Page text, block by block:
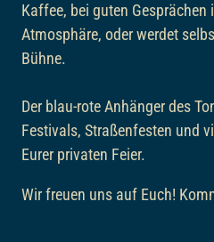
Kaffee, bei guten Gesprächen
Atmosphäre, oder werdet
Bühne.
Der blau-rote Anhänger des
Festivals, Straßenfesten und
Eurer privaten Feier.
Wir freuen uns auf Euch!